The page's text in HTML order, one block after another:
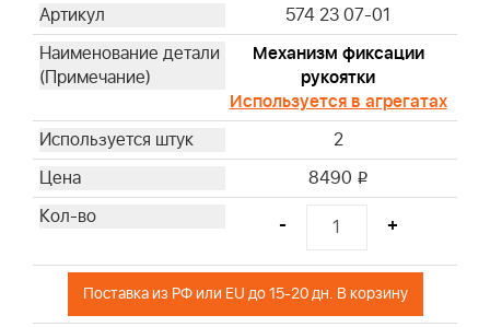
574 23 07-01
Механизм фиксации
рукоятки
Используется в агрегатах
2
8490 i
- +
Поставка из РФ или EU до 15-20 дн. В корзину